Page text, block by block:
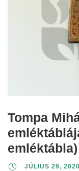
Tompa
JÚLIUS 29, 2020